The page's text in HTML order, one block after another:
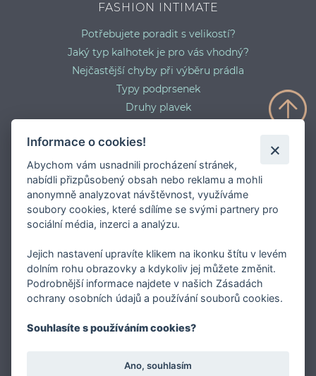
FASHION INTIMATE
Potřebujete poradit s velikostí?
Jaký typ kalhotek je pro vás vhodný?
Nejčastější chyby při výběru prádla
Typy podprsenek
Druhy plavek
O FASHION INTIMATE
Internetový obchod FASHION INTIMATE je specialista
těchto značek: Luna, Emilio Cavallini, Panache,
Informace o cookies!
Abychom vám usnadnili procházení stránek,
nabídli přizpůsobený obsah nebo reklamu a mohli
anonymně analyzovat návštěvnost, využíváme
soubory cookies, které sdílíme se svými partnery pro
sociální média, inzerci a analýzu.
Jejich nastavení upravíte klikem na ikonku štítu v levém
dolním rohu obrazovky a kdykoliv jej můžete změnit.
Podrobnější informace najdete v našich Zásadách
ochrany osobních údajů a používání souborů cookies.
Souhlasíte s používáním cookies?
Ano, souhlasím